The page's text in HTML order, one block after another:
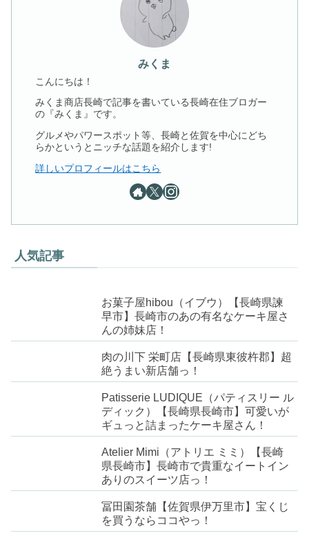
みくま
こんにちは！
みくま商店長崎で記事を書いている長崎在住ブロガー
の『みくま』です。
グルメやパワースポット等、長崎と佐賀を中心にどち
らかというとニッチな話題を紹介します!
詳しいプロフィールはこちら
人気記事
お菓子屋hibou（イブウ）【長崎県諫
早市】長崎市のあの有名なケーキ屋さ
んの姉妹店！
肉の川下 栄町店【長崎県東彼杵郡】超
絶うまい新店舗っ！
Patisserie LUDIQUE（パティスリー ル
ディック）【長崎県長崎市】可愛いが
ギュっと詰まったケーキ屋さん！
Atelier Mimi（アトリエ ミミ）【長崎
県長崎市】長崎市で貴重なイートイン
ありのスイーツ店っ！
冨田園茶舗【佐賀県伊万里市】宝くじ
を買うならココやっ！